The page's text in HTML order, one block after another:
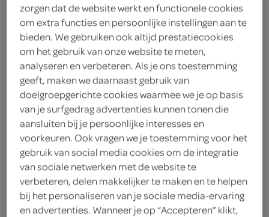
chipolataspiesjes
ingrediënten
1 verse gember
1 teentje knoflook
2 eetlepels ketjap manis
1 eetlepel olie
zorgen dat de website werkt en functionele cookies
om extra functies en persoonlijke instellingen aan te
bieden. We gebruiken ook altijd prestatiecookies
om het gebruik van onze website te meten,
analyseren en verbeteren. Als je ons toestemming
geeft, maken we daarnaast gebruik van
doelgroepgerichte cookies waarmee we je op basis
van je surfgedrag advertenties kunnen tonen die
aansluiten bij je persoonlijke interesses en
voorkeuren. Ook vragen we je toestemming voor het
gebruik van social media cookies om de integratie
van sociale netwerken met de website te
verbeteren, delen makkelijker te maken en te helpen
bij het personaliseren van je sociale media-ervaring
en advertenties. Wanneer je op “Accepteren” klikt,